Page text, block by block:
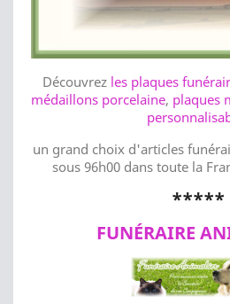
Découvrez les plaques
médaillons porcelaine, plaques
un grand choix d'articles
sous 96h00 dans toute la
*****
FUNÉRAIRE